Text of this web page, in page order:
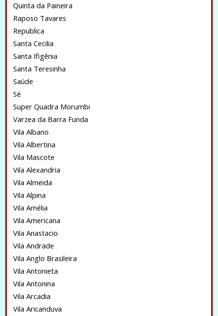
Quinta da Paineira
Raposo Tavares
Republica
Santa Cecilia
Santa Ifigênia
Santa Teresinha
Saúde
Sé
Super Quadra Morumbi
Varzea da Barra Funda
Vila Albano
Vila Albertina
Vila Mascote
Vila Alexandria
Vila Almeida
Vila Alpina
Vila Amélia
Vila Americana
Vila Anastacio
Vila Andrade
Vila Anglo Brasileira
Vila Antonieta
Vila Antonina
Vila Arcadia
Vila Aricanduva